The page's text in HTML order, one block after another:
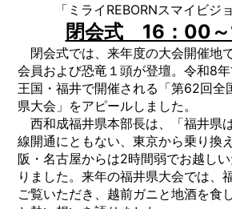
「ミライREBORNスマイビジ
閉会式 16：00～
閉会式では、来年度の大会開催地
会員および恐竜１頭が登壇。令和8
王国・福井で開催される「第62回全
県大会」をアピールしました。
西和成福井県本部長は、「福井県
線開通にともない、東京から乗り換
阪・名古屋からは2時間弱でお越し
りました。来年の福井県大会では、
ご覧いただき、越前ガニと地酒を食